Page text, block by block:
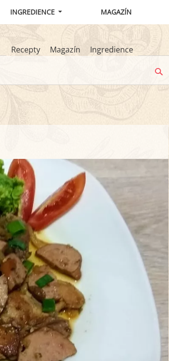
INGREDIENCE MAGAZÍN
Recepty Magazín
Ingredience